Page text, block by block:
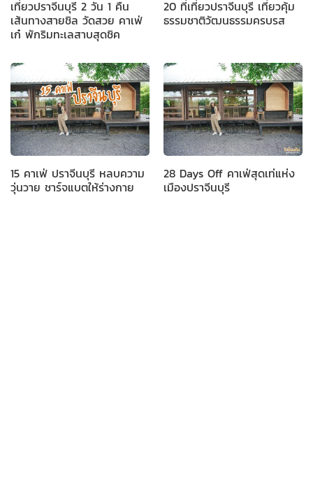
เที่ยวปราจีนบุรี 2 วัน 1 คืน
เส้นทางสายชิล วัดสวย คาเฟ่
เก๋ พักริมทะเลสาบสุดชิค
20 ที่เที่ยวปราจีนบุรี เที่ยวคุ้ม
ธรรมชาติวัฒนธรรมครบรส
15 คาเฟ่ ปราจีนบุรี หลบความ
วุ่นวาย ชาร์จแบตให้ร่างกาย
28 Days Off คาเฟ่สุดเท่แห่ง
เมืองปราจีนบุรี